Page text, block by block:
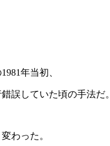
年当初、
誤していた頃の手法だ。
わった。